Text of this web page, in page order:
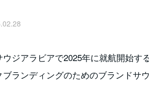
ウジアラビアで2025年に就航開始す
ブランディングのためのブランドサ